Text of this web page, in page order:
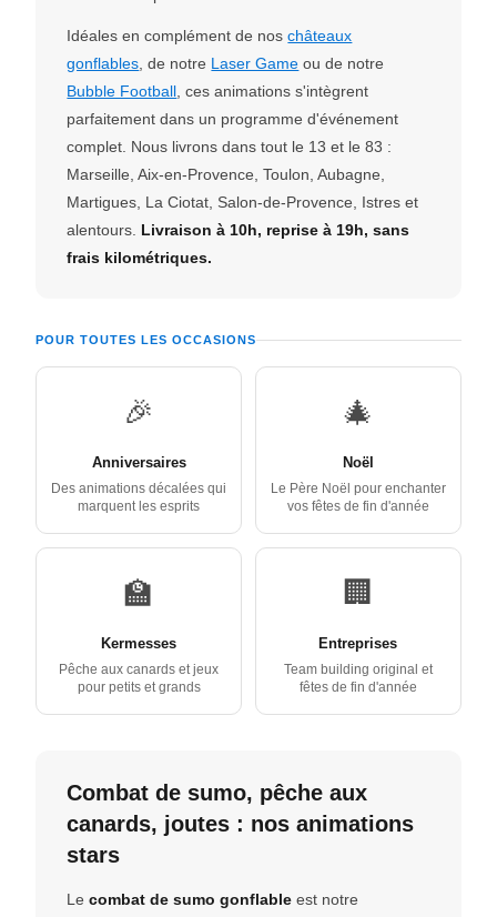
Idéales en complément de noschâteaux
gonflables , de notre Laser Game ou de notre
Bubble Football , ces animations s'intègrent
parfaitement dans un programme d'événement
complet. Nous livrons dans tout le 13 et le 83 :
Marseille, Aix-en-Provence, Toulon, Aubagne,
Martigues, La Ciotat, Salon-de-Provence, Istres et
alentours. Livraison à 10h, reprise à 19h, sans
frais kilométriques.
POUR TOUTES LES OCCASIONS
🎉
Anniversaires
Des animations décalées qui
marquent les esprits
🎄
Noël
Le Père Noël pour enchanter
vos fêtes de fin d'année
🏫
Kermesses
Pêche aux canards et jeux
pour petits et grands
🏢
Entreprises
Team building original et
fêtes de fin d'année
Combat de sumo, pêche aux
canards, joutes : nos animations
stars
Lecombat de sumo gonflable est notre